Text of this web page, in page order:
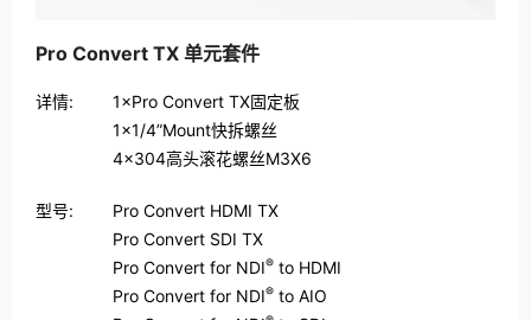
Pro Convert TX 单元套件
详情:
1×Pro Convert TX固定板
1×1/4”Mount快拆螺丝
4×304高头滚花螺丝M3X6
型号:
Pro Convert HDMI TX
Pro Convert SDI TX
Pro Convert for NDI® to HDMI
Pro Convert for NDI® to AIO